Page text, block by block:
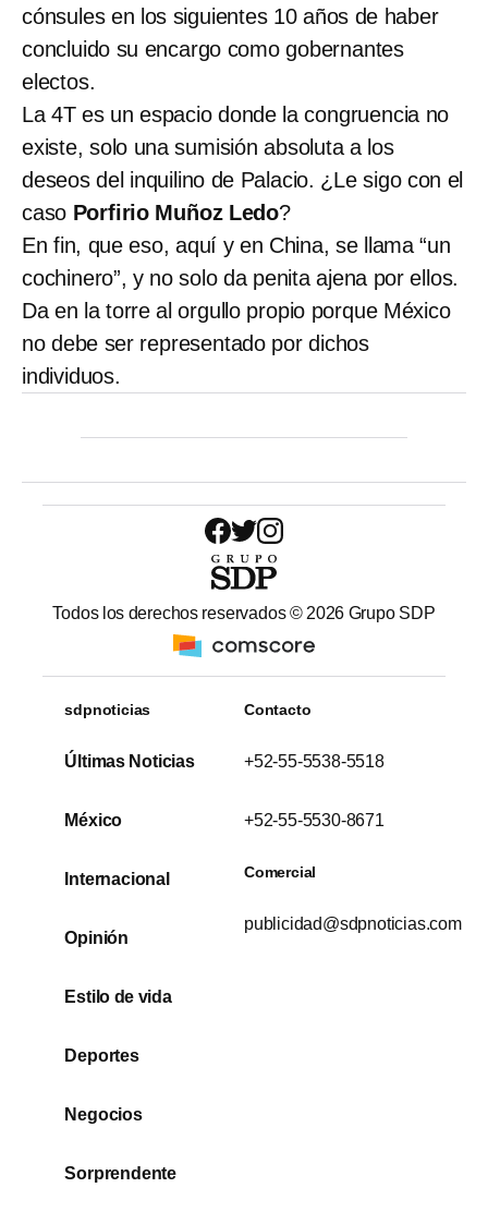
cónsules en los siguientes 10 años de haber
concluido su encargo como gobernantes
electos.
La 4T es un espacio donde la congruencia no
existe, solo una sumisión absoluta a los
deseos del inquilino de Palacio. ¿Le sigo con el
caso Porfirio Muñoz Ledo?
En fin, que eso, aquí y en China, se llama “un
cochinero”, y no solo da penita ajena por ellos.
Da en la torre al orgullo propio porque México
no debe ser representado por dichos
individuos.
Todos los derechos reservados © 2026 Grupo SDP
sdpnoticias
Últimas Noticias
México
Internacional
Opinión
Estilo de vida
Deportes
Negocios
Sorprendente
Contacto
+52-55-5538-5518
+52-55-5530-8671
Comercial
publicidad@sdpnoticias.com